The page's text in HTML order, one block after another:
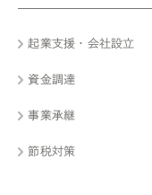
起業支援・会社設立
資金調達
事業承継
節税対策